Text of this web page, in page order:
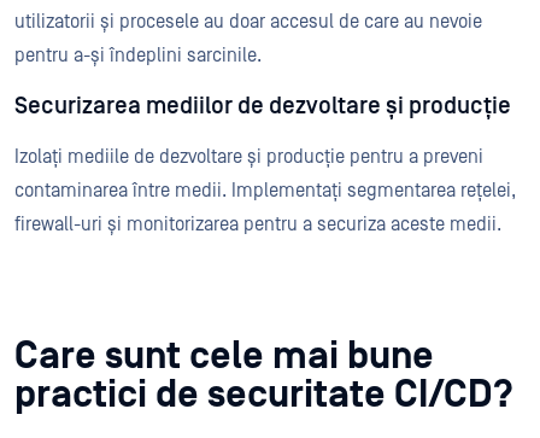
utilizatorii și procesele au doar accesul de care au nevoie
pentru a-și îndeplini sarcinile.
Securizarea mediilor de dezvoltare și producție
Izolați mediile de dezvoltare și producție pentru a preveni
contaminarea între medii. Implementați segmentarea rețelei,
firewall-uri și monitorizarea pentru a securiza aceste medii.
Care sunt cele mai bune
practici de securitate CI/CD?